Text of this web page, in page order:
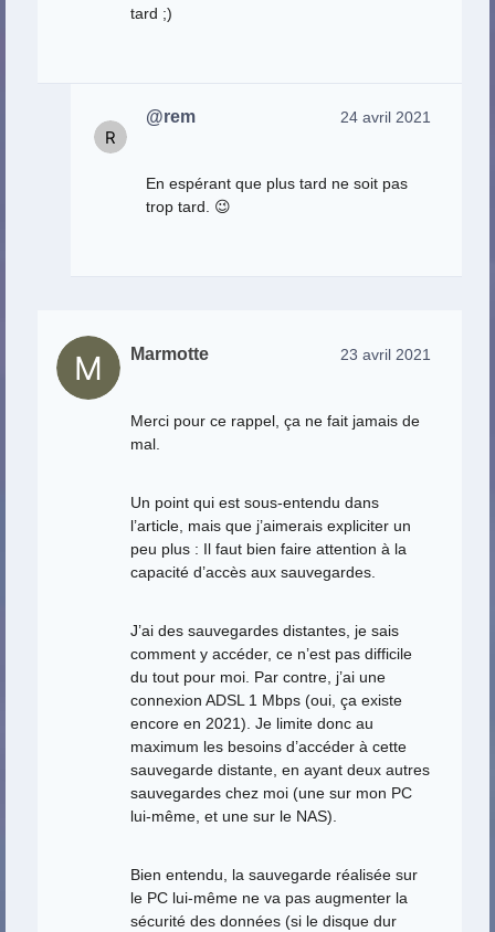
tard ;)
@rem 24 avril 2021
En espérant que plus tard ne soit pas
trop tard. 😉
Marmotte 23 avril 2021
Merci pour ce rappel, ça ne fait jamais de
mal.
Un point qui est sous-entendu dans
l’article, mais que j’aimerais expliciter un
peu plus : Il faut bien faire attention à la
capacité d’accès aux sauvegardes.
J’ai des sauvegardes distantes, je sais
comment y accéder, ce n’est pas difficile
du tout pour moi. Par contre, j’ai une
connexion ADSL 1 Mbps (oui, ça existe
encore en 2021). Je limite donc au
maximum les besoins d’accéder à cette
sauvegarde distante, en ayant deux autres
sauvegardes chez moi (une sur mon PC
lui-même, et une sur le NAS).
Bien entendu, la sauvegarde réalisée sur
le PC lui-même ne va pas augmenter la
sécurité des données (si le disque dur